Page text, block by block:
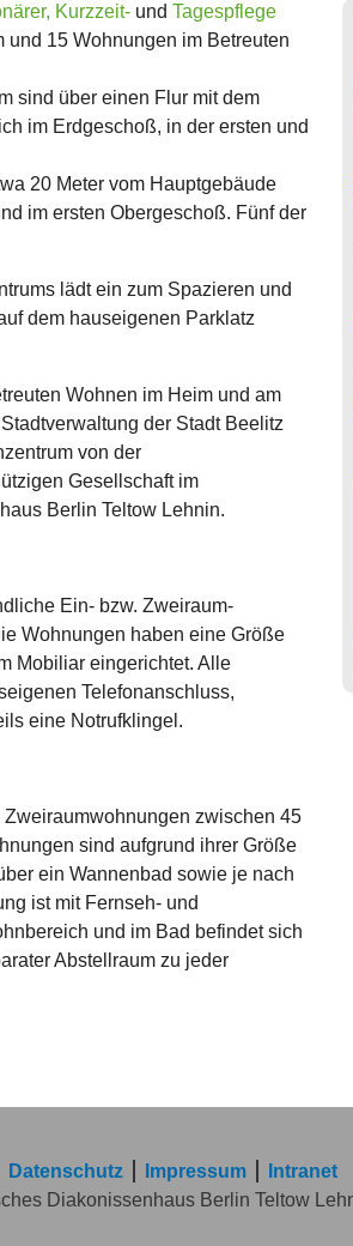
Kurzzeit-und Tagespflege
15 Wohnungen im Betreuten
sind über einen Flur mit dem
im Erdgeschoß, in der ersten und
20 Meter vom Hauptgebäude
im ersten Obergeschoß. Fünf der
lädt ein zum Spazieren und
dem hauseigenen Parklatz
Wohnen im Heim und am
der Stadt Beelitz
von der
Gesellschaft im
Berlin Teltow Lehnin.
Ein- bzw. Zweiraum-
Wohnungen haben eine Größe
Mobiliar eingerichtet. Alle
Telefonanschluss,
eine Notrufklingel.
zwischen 45
sind aufgrund ihrer Größe
ein Wannenbad sowie je nach
ist mit Fernseh- und
und im Bad befindet sich
Abstellraum zu jeder
Datenschutz Impressum
Intranet
Diakonissenhaus Berlin Teltow